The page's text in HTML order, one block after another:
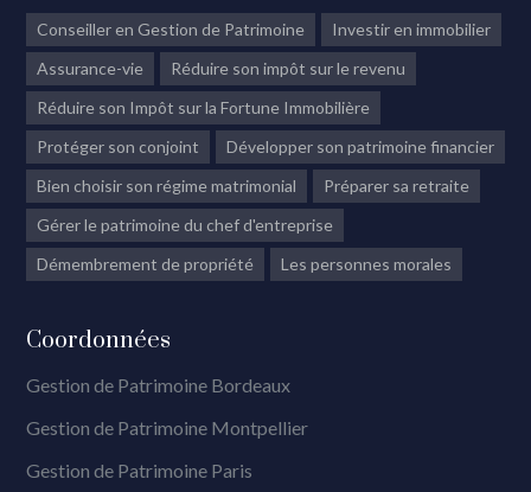
Conseiller en Gestion de Patrimoine
Investir en immobilier
Assurance-vie
Réduire son impôt sur le revenu
Réduire son Impôt sur la Fortune Immobilière
Protéger son conjoint
Développer son patrimoine financier
Bien choisir son régime matrimonial
Préparer sa retraite
Gérer le patrimoine du chef d'entreprise
Démembrement de propriété
Les personnes morales
Coordonnées
Gestion de Patrimoine Bordeaux
Gestion de Patrimoine Montpellier
Gestion de Patrimoine Paris